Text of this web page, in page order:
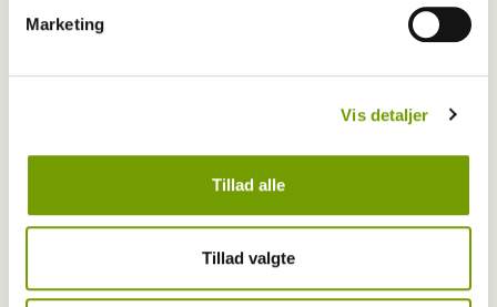
Marketing
Vis detaljer
Tillad alle
Tillad valgte
Første bichon havanais med BH-titel